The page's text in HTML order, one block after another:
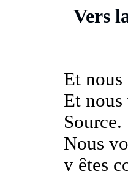
Vers
Et nous
Et
Source.
Nous
y êtes